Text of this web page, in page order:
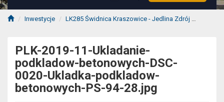
Inwestycje LK285 Świdnica Kraszowice - Jedlina Zdrój
PLK-2019-11-Ukladanie-
podkladow-betonowych-DSC-
0020-Ukladka-podkladow-
betonowych-PS-94-28.jpg